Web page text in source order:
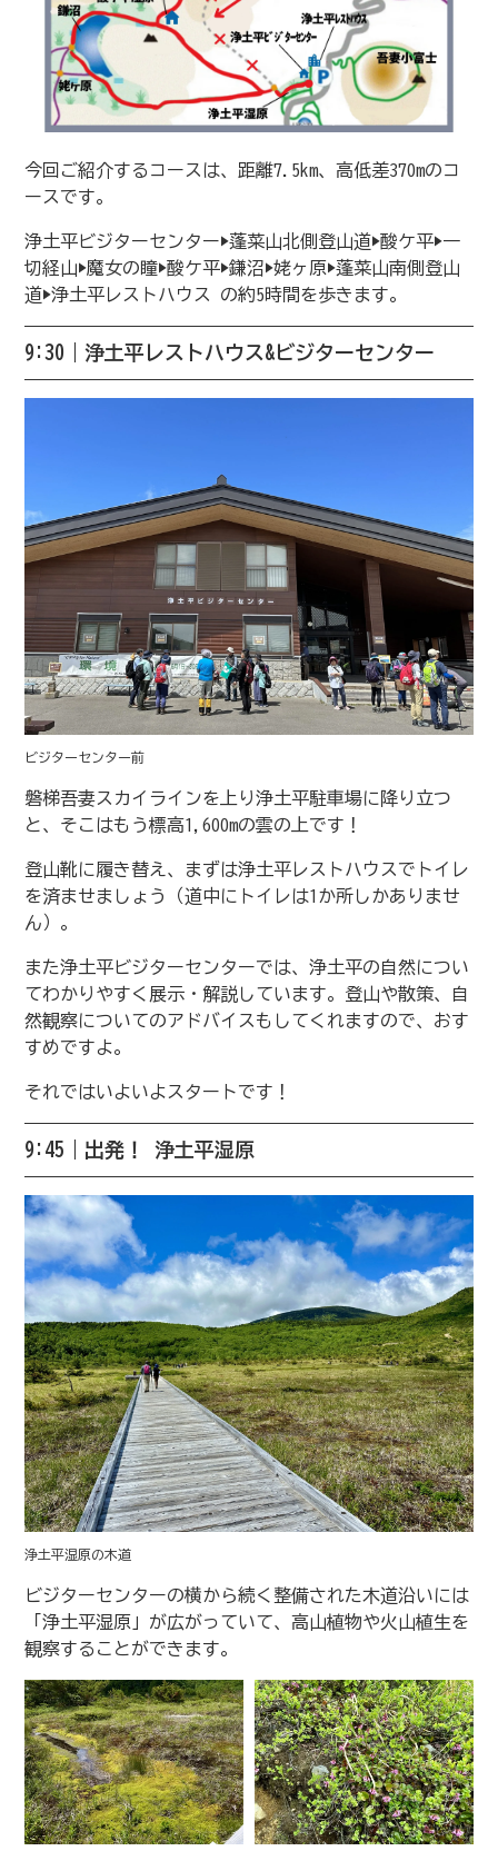
今回ご紹介するコースは、距離7.5km、高低差370mのコ
ースです。
浄土平ビジターセンター▶︎蓬菜山北側登山道▶︎酸ケ平▶︎一
切経山▶︎魔女の瞳▶︎酸ケ平▶︎鎌沼▶︎姥ヶ原▶︎蓬菜山南側登山
道▶︎浄土平レストハウス の約5時間を歩きます。
9:30｜浄土平レストハウス&ビジターセンター
ビジターセンター前
磐梯吾妻スカイラインを上り浄土平駐車場に降り立つ
と、そこはもう標高1,600mの雲の上です！
登山靴に履き替え、まずは浄土平レストハウスでトイレ
を済ませましょう（道中にトイレは1か所しかありませ
ん）。
また浄土平ビジターセンターでは、浄土平の自然につい
てわかりやすく展示・解説しています。登山や散策、自
然観察についてのアドバイスもしてくれますので、おす
すめですよ。
それではいよいよスタートです！
9:45｜出発！ 浄土平湿原
浄土平湿原の木道
ビジターセンターの横から続く整備された木道沿いには
「浄土平湿原」が広がっていて、高山植物や火山植生を
観察することができます。